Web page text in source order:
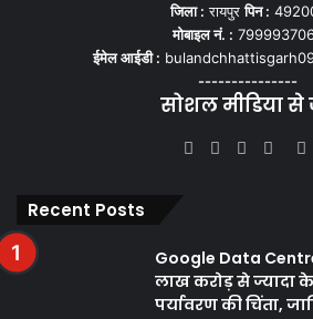
जिला : रायपुरपिन :
मोबाइल नं. :
ईमेल आईडी :
---------------
सोशल मीडिया से
Facebook
Twitter
Recent Posts
Google Data
लाख करोड़ से ज्यादा
पर्यावरण की चिंता,